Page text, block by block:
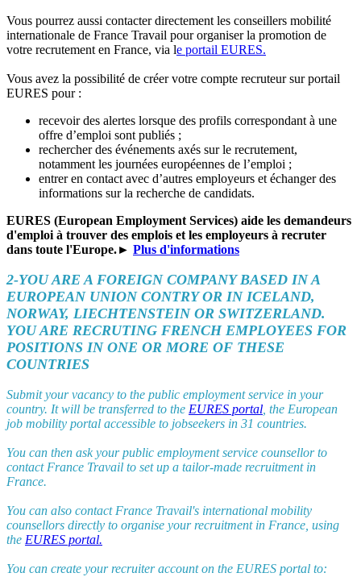
Vous pourrez aussi contacter directement les conseillers mobilité
internationale de France Travail pour organiser la promotion de
votre recrutement en France, via le portail EURES.
Vous avez la possibilité de créer votre compte recruteur sur portail
EURES pour :
recevoir des alertes lorsque des profils correspondant à une
offre d’emploi sont publiés ;
rechercher des événements axés sur le recrutement,
notamment les journées européennes de l’emploi ;
entrer en contact avec d’autres employeurs et échanger des
informations sur la recherche de candidats.
EURES (European Employment Services) aide les demandeurs
d'emploi à trouver des emplois et les employeurs à recruter
dans toute l'Europe.► Plus d'informations
2-YOU ARE A FOREIGN COMPANY BASED IN A
EUROPEAN UNION CONTRY OR IN ICELAND,
NORWAY, LIECHTENSTEIN OR SWITZERLAND.
YOU ARE RECRUTING FRENCH EMPLOYEES FOR
POSITIONS IN ONE OR MORE OF THESE
COUNTRIES
Submit your vacancy to the public employment service in your
country. It will be transferred to the EURES portal , the European
job mobility portal accessible to jobseekers in 31 countries.
You can then ask your public employment service counsellor to
contact France Travail to set up a tailor-made recruitment in
France.
You can also contact France Travail's international mobility
counsellors directly to organise your recruitment in France, using
the EURES portal.
You can create your recruiter account on the EURES portal to: